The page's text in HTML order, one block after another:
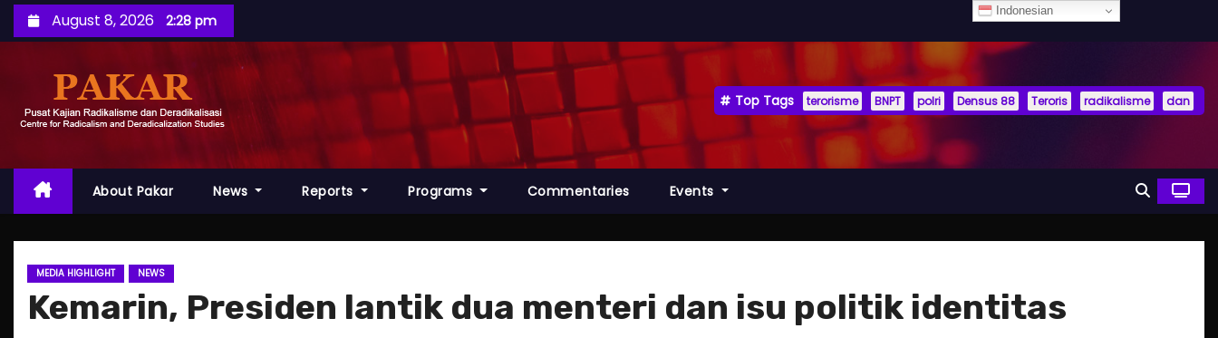
k
c
n
August 8, 2026 2:28 pm
Top Tags terorisme BNPT polri Densus 88 Teroris radikalisme dan
About Pakar News Reports Programs Commentaries Events
MEDIA HIGHLIGHT NEWS
Kemarin, Presiden lantik dua menteri dan isu politik identitas
Indonesian